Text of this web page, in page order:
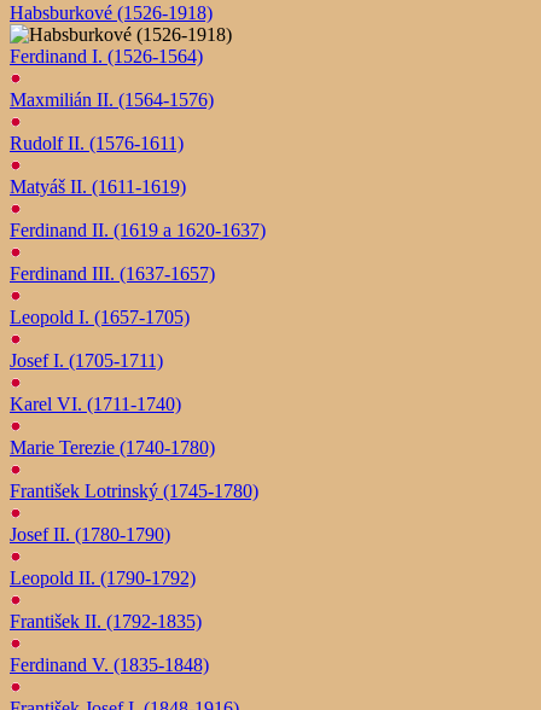
Habsburkové (1526-1918)
Ferdinand I. (1526-1564)
Maxmilián II. (1564-1576)
Rudolf II. (1576-1611)
Matyáš II. (1611-1619)
Ferdinand II. (1619 a 1620-1637)
Ferdinand III. (1637-1657)
Leopold I. (1657-1705)
Josef I. (1705-1711)
Karel VI. (1711-1740)
Marie Terezie (1740-1780)
František Lotrinský (1745-1780)
Josef II. (1780-1790)
Leopold II. (1790-1792)
František II. (1792-1835)
Ferdinand V. (1835-1848)